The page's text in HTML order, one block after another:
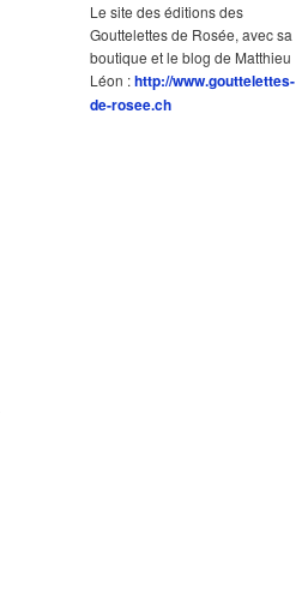
Le site des éditions des
Gouttelettes de Rosée, avec sa
boutique et le blog de Matthieu
Léon :http://www.gouttelettes-
de-rosee.ch